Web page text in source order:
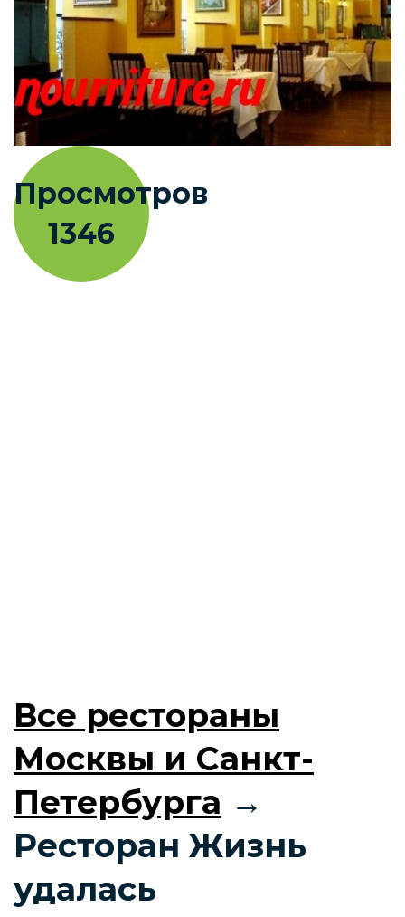
Просмотров
1346
Все рестораны
Москвы и Санкт-
Петербурга →
Ресторан Жизнь
удалась